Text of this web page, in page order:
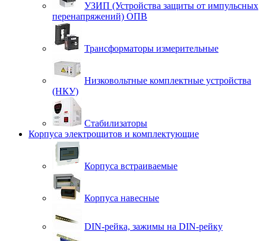
УЗИП (Устройства защиты от импульсных
перенапряжений) ОПВ
Трансформаторы измерительные
Низковольтные комплектные устройства
(НКУ)
Стабилизаторы
Корпуса электрощитов и комплектующие
Корпуса встраиваемые
Корпуса навесные
DIN-рейка, зажимы на DIN-рейку